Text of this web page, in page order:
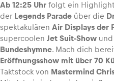
Ab 12:25 Uhr folgt ein
der Legends Parade über die
spektakulären Air Displays der
supercoolen Jet Suit-Show
Bundeshymne. Mach dich
Eröffnungsshow mit über 70
Taktstock von Mastermind